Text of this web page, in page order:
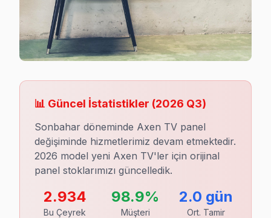
Beyoğlu ilçesinde özellikle Taksim civarında
Büyükçekmece'deki Arnavutköy Mahallesi’nde ise
Çatalca bölgesinde ise biraz daha kırsal yaşam tarzı
Çekmeköy, Esenler, Esenyurt, Eyüp, Fatih ve Yakın
Çekmeköy’de genellikle orta yaş üzerindeki
Esenyurt ilçesinde Yakuplu bölgesinde oturan
Eyüp bölgesinde yoğun olarak kurumsal
Gaziosmanpaşa, Güngören, Kadıköy, Kağıthane,
📊 Güncel İstatistikler (2026 Q3)
Sonbahar döneminde Axen TV panel
değişiminde hizmetlerimiz devam etmektedir.
2026 model yeni Axen TV'ler için orijinal
panel stoklarımızı güncelledik.
2.934
Bu Çeyrek
98.9%
Müşteri
2.0 gün
Ort. Tamir